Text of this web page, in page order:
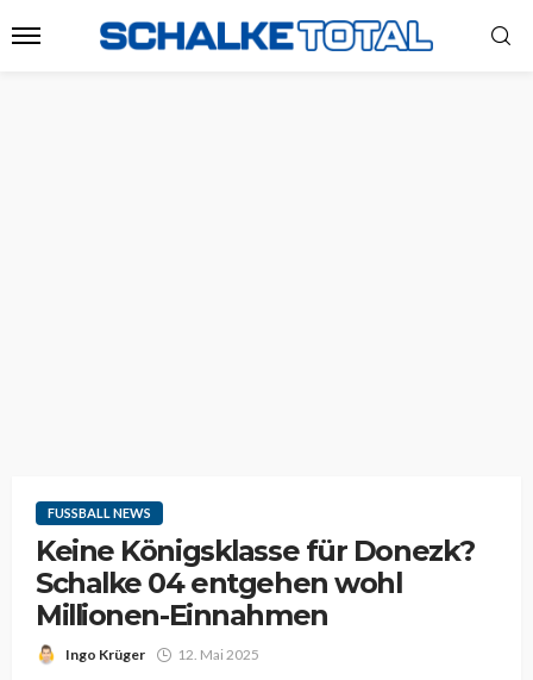
FUSSBALL NEWS
Keine Königsklasse für Donezk?
Schalke 04 entgehen wohl
Millionen-Einnahmen
Ingo Krüger 12. Mai 2025